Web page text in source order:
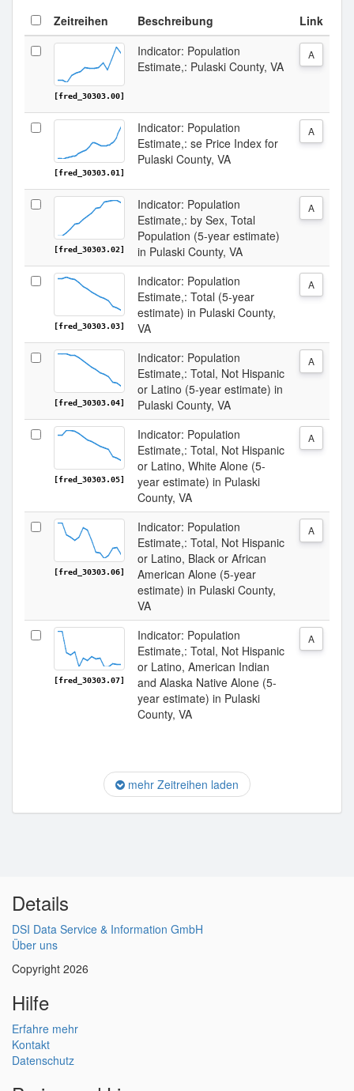
Zeitreihen Beschreibung Link
[fred_30303.00]
Indicator: Population
Estimate,: Pulaski County, VA
A
[fred_30303.01]
Indicator: Population
Estimate,: se Price Index for
Pulaski County, VA
A
[fred_30303.02]
Indicator: Population
Estimate,: by Sex, Total
Population (5-year estimate)
in Pulaski County, VA
A
[fred_30303.03]
Indicator: Population
Estimate,: Total (5-year
estimate) in Pulaski County,
VA
A
[fred_30303.04]
Indicator: Population
Estimate,: Total, Not Hispanic
or Latino (5-year estimate) in
Pulaski County, VA
A
[fred_30303.05]
Indicator: Population
Estimate,: Total, Not Hispanic
or Latino, White Alone (5-
year estimate) in Pulaski
County, VA
A
[fred_30303.06]
Indicator: Population
Estimate,: Total, Not Hispanic
or Latino, Black or African
American Alone (5-year
estimate) in Pulaski County,
VA
A
[fred_30303.07]
Indicator: Population
Estimate,: Total, Not Hispanic
or Latino, American Indian
and Alaska Native Alone (5-
year estimate) in Pulaski
County, VA
A
mehr Zeitreihen laden
Details
DSI Data Service & Information GmbH
Über uns
Copyright 2026
Hilfe
Erfahre mehr
Kontakt
Datenschutz